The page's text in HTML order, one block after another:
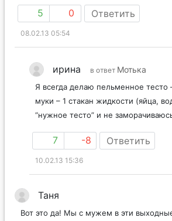
5 0 Ответить
08.02.13 05:54
ирина в ответ Мотька
Я всегда делаю пельменное тесто
муки – 1 стакан жидкости (яйца,
“нужное тесто” и не
7 -8 Ответить
10.02.13 15:36
Таня
Вот это да! Мы с мужем в эти